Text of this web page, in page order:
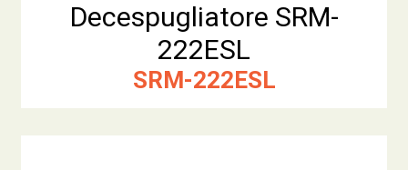
Decespugliatore SRM-
222ESL
SRM-222ESL